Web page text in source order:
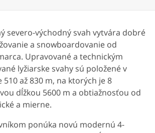
severo-východný svah vytvára dobré
a snowboardovanie od
Upravované a technickým
lyžiarske svahy sú položené v
až 830 m, na ktorých je 8
dĺžkou 5600 m a obtiažnosťou od
a mierne.
ponúka novú modernú 4-